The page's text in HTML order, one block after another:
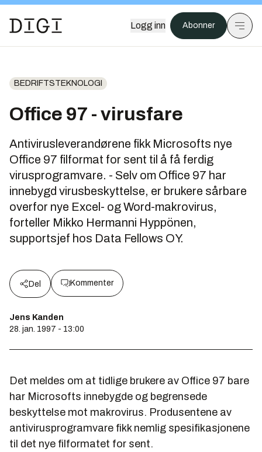
Logg inn Abonner
BEDRIFTSTEKNOLOGI
Office 97 - virusfare
Antivirusleverandørene fikk Microsofts nye
Office 97 filformat for sent til å få ferdig
virusprogramvare. - Selv om Office 97 har
innebygd virusbeskyttelse, er brukere sårbare
overfor nye Excel- og Word-makrovirus,
forteller Mikko Hermanni Hyppönen,
supportsjef hos Data Fellows OY.
Del Kommenter
Jens Kanden
28. jan. 1997 - 13:00
Det meldes om at tidlige brukere av Office 97 bare
har Microsofts innebygde og begrensede
beskyttelse mot makrovirus. Produsentene av
antivirusprogramvare fikk nemlig spesifikasjonene
til det nye filformatet for sent.